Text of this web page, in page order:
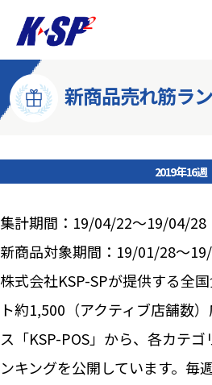
新商品売れ筋ラ
2019年16週
集計期間：19/04/22～19/04/28
新商品対象期間：19/01/28～
株式会社KSP-SPが提供する全
ト約1,500（アクティブ店舗数
ス「KSP-POS」から、各カテ
ンキングを公開しています。毎